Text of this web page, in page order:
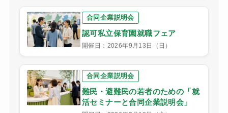
合同企業説明会
認可私立保育園就職フェア
開催日：2026年9月13日（日）
合同企業説明会
難民・避難民の若者のための「就
活セミナーと合同企業説明会」